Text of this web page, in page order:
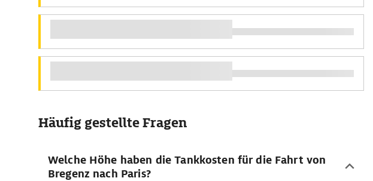
Häufig gestellte Fragen
Welche Höhe haben die Tankkosten für die Fahrt von
Bregenz nach Paris?